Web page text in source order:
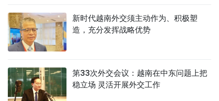
新时代越南外交须主动作为、积极塑
造，充分发挥战略优势
第33次外交会议：越南在中东问题上把
稳立场 灵活开展外交工作